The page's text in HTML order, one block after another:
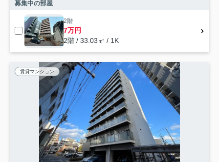
募集中の部屋
2階
7万円
2階 / 33.03㎡ / 1K
賃貸マンション